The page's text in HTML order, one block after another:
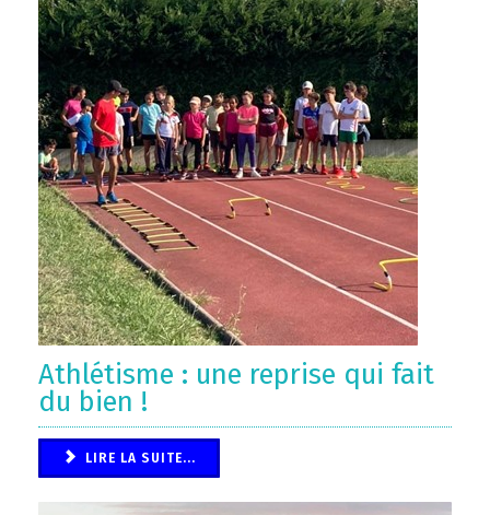
Athlétisme : une reprise qui fait
du bien !
LIRE LA SUITE...